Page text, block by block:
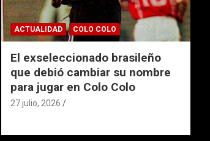
ACTUALIDAD COLO COLO
El exseleccionado brasileño
que debió cambiar su nombre
para jugar en Colo Colo
27 julio, 2026